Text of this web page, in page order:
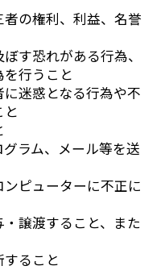
の権利、利益、名誉
す恐れがある行為、
行うこと
迷惑となる行為や不
ラム、メール等を送
ピューターに不正に
譲渡すること、また
ること